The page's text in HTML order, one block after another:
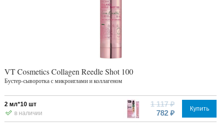
VT Cosmetics Collagen Reedle Shot 100
Бустер-сыворотка с микроиглами и коллагеном
2 мл*10 шт
в наличии
1 117 ₽
782 ₽
Купить